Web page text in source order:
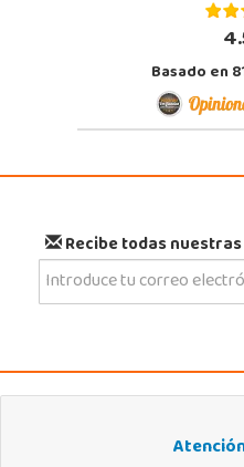
Basado en
Recibe todas